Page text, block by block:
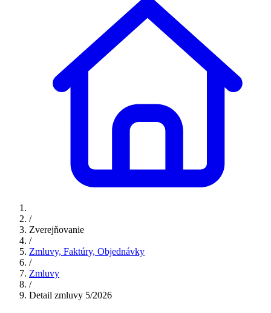
/
Zverejňovanie
/
Zmluvy, Faktúry, Objednávky
/
Zmluvy
/
Detail zmluvy 5/2026